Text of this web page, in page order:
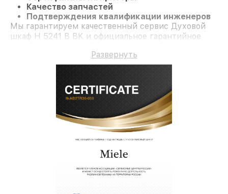
Качество запчастей
Подтверждения квалификации инженеров
Мы гарантируем качественный сервис Духовой
шкаф H 5241 B BK и официальное гарантийное
Развернуть